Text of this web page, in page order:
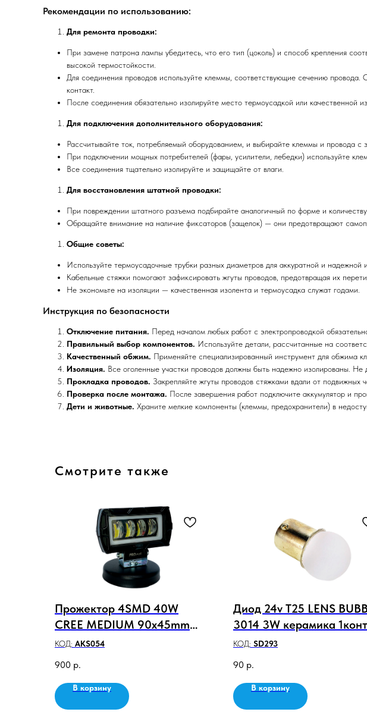
Рекомендации по использованию:
Для ремонта проводки:
При замене патрона лампы убедитесь, что его тип (цоколь) и способ крепления
высокой термостойкости.
Для соединения проводов используйте клеммы, соответствующие сечению
контакт.
После соединения обязательно изолируйте место термоусадкой или качественной
Для подключения дополнительного оборудования:
Рассчитывайте ток, потребляемый оборудованием, и выбирайте клеммы и провода с
При подключении мощных потребителей (фары, усилители, лебедки) используйте
Все соединения тщательно изолируйте и защищайте от влаги.
Для восстановления штатной проводки:
При повреждении штатного разъема подбирайте аналогичный по форме и
Обращайте внимание на наличие фиксаторов (защелок) — они предотвращают
Общие советы:
Используйте термоусадочные трубки разных диаметров для аккуратной и надежной
Кабельные стяжки помогают зафиксировать жгуты проводов, предотвращая их
Не экономьте на изоляции — качественная изолента и термоусадка служат годами.
Инструкция по безопасности
Отключение питания. Перед началом любых работ с электропроводкой
Правильный выбор компонентов. Используйте детали, рассчитанные на
Качественный обжим. Применяйте специализированный инструмент для обжима
Изоляция. Все оголенные участки проводов должны быть надежно изолированы. Не
Прокладка проводов. Закрепляйте жгуты проводов стяжками вдали от подвижных
Проверка после монтажа. После завершения работ подключите аккумулятор и
Дети и животные. Храните мелкие компоненты (клеммы, предохранители) в
Смотрите также
Прожектор 4SMD 40W
CREE MEDIUM 90x45mm
белый+оранжевый
КОД: AKS054
900 р.
В корзину
Диод 24v T25 LENS
3014 3W керамика
КОД: SD293
90 р.
В корзину